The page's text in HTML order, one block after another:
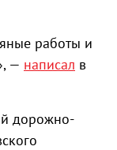
работы и
— написал в
дорожно-